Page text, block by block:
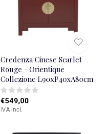
Credenza Cinese Scarlet
Rouge - Orientique
Collezione L90xP40xA80cm
€549,00
IVA Incl.